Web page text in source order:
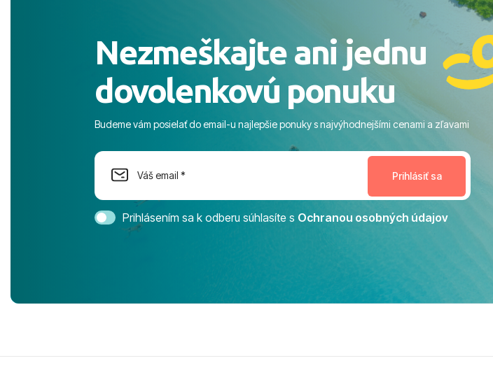
ochotní a starostliví ľudia. ​Gastro zážitok:
celého dňa. ​Areál a pláž: Nádherné, čisté
prostredie, veľa zelene a udržiavaná pláž
s pozvoľným vstupom do mora a teple
more. ​Program: Skvelé animácie a
na moment nenudil, no zároveň bol
dostatok priestoru na dokonalý relax. ​
Magic Life Jacaranda môžeme s čistým
svedomím odporučiť každému, kto hľadá
bezstarostnú dovolenku na vysokej
úrovni. Všetko bolo zabezpečené na
tešíme, kam s nami vyrazíte nabudúce!
Ďakujeme za skvelé spomienky. ​S
pozdravom a prianím mnohých ďalších
Nezmeškajte ani jednu
dovolenkovú ponuku
Budeme vám posielať do email-u najlepšie ponuky s najvýhodnejšími cenami a zľavami
Prihlásením sa k odberu súhlasíte s Ochranou osobných údajov